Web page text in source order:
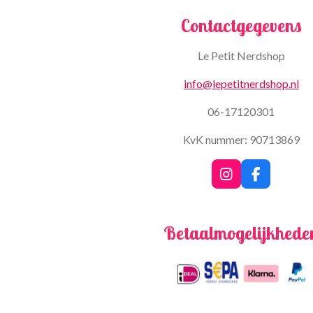
Contactgegevens
Le Petit Nerdshop
info@lepetitnerdshop.nl
06-17120301
KvK nummer: 90713869
I
n
a
r
a
m
F
a
b
o
k